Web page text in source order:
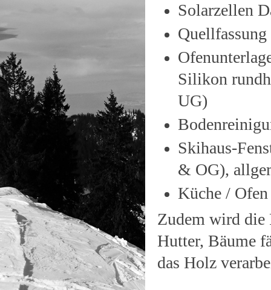
Solarzellen
Quellfassung
Silikon
UG)
Skihaus-
& OG),
Küche /
Zudem wird
Hutter, Bäume
das Holz